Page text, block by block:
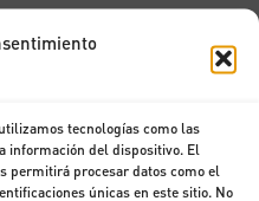
tecnologías como las
información del dispositivo. El
permitirá procesar datos como el
únicas en este sitio. No
DIC
Desayuno con Don
Francisco
Marhuenda